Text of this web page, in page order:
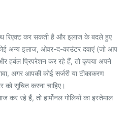
रिएक्ट कर सकती है और इलाज के बदले हुए
अन्य इलाज, ओवर-द-काउंटर दवाएं (जो आप
हर्बल प्रिपरेशन कर रहे हैं, तो कृपया अपने
अगर आपकी कोई सर्जरी या टीकाकरण
को सूचित करना चाहिए।
रहे हैं, तो हार्मोनल गोलियों का इस्तेमाल